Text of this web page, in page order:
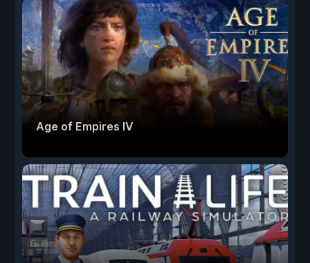
Age of Empires IV